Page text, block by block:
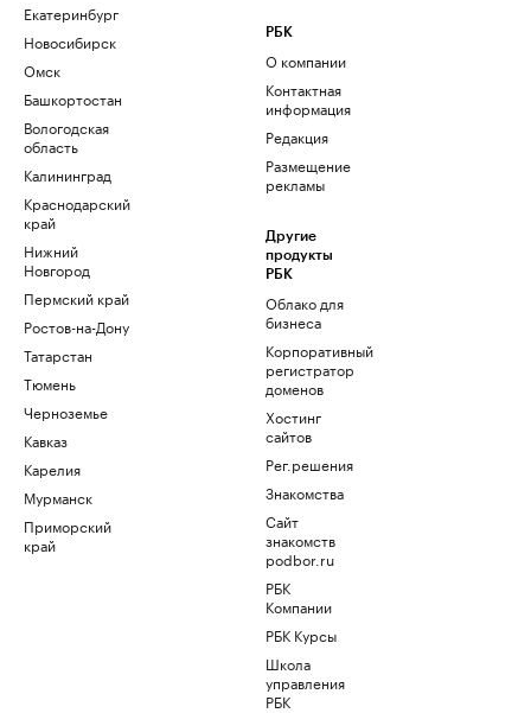
Екатеринбург
Новосибирск
Омск
Башкортостан
Вологодская
область
Калининград
Краснодарский
край
Нижний
Новгород
Пермский край
Ростов-на-Дону
Татарстан
Тюмень
Черноземье
Кавказ
Карелия
Мурманск
Приморский
край
РБК
О компании
Контактная
информация
Редакция
Размещение
рекламы
Другие
продукты
РБК
Облако для
бизнеса
Корпоративный
регистратор
доменов
Хостинг
сайтов
Рег.решения
Знакомства
Сайт
знакомств
podbor.ru
РБК
Компании
РБК Курсы
Школа
управления
РБК